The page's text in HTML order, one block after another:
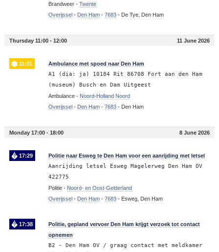
Brandweer - Twente
Overijssel- Den Ham- 7683- De Tye, Den Ham
Thursday 11:00 - 12:00 11 June 2026
11:01 Ambulance met spoed naar Den Ham
A1 (dia: ja) 10184 Rit 86708 Fort aan den Ham
(museum) Busch en Dam Uitgeest
Ambulance - Noord-Holland Noord
Overijssel- Den Ham- 7683- Den Ham
Monday 17:00 - 18:00 8 June 2026
17:29 Politie naar Esweg te Den Ham voor een aanrijding met letsel
Aanrijding letsel Esweg Magelerweg Den Ham OV
422775
Politie - Noord- en Oost-Gelderland
Overijssel- Den Ham- 7683- Esweg, Den Ham
17:38
Politie, gepland vervoer Den Ham krijgt verzoek tot contact
opnemen
B2 - Den Ham OV / graag contact met meldkamer